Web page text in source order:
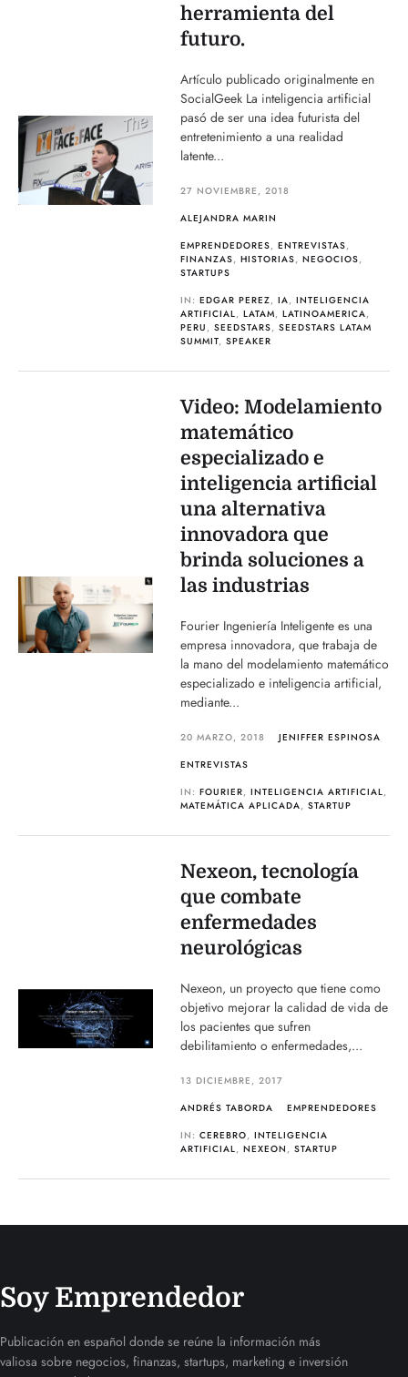
herramienta del
futuro.
Artículo publicado originalmente en
SocialGeek La inteligencia artificial
pasó de ser una idea futurista del
entretenimiento a una realidad
latente...
27 NOVIEMBRE, 2018
ALEJANDRA MARIN
EMPRENDEDORES,ENTREVISTAS,
FINANZAS,HISTORIAS,NEGOCIOS,
STARTUPS
IN:EDGAR PEREZ,IA,INTELIGENCIA
ARTIFICIAL,LATAM,LATINOAMERICA,
PERU ,SEEDSTARS,SEEDSTARS LATAM
SUMMIT,SPEAKER
Video: Modelamiento
matemático
especializado e
inteligencia artificial
una alternativa
innovadora que
brinda soluciones a
las industrias
Fourier Ingeniería Inteligente es una
empresa innovadora, que trabaja de
la mano del modelamiento matemático
especializado e inteligencia artificial,
mediante...
20 MARZO, 2018
JENIFFER ESPINOSA
ENTREVISTAS
IN:FOURIER,INTELIGENCIA ARTIFICIAL,
MATEMÁTICA APLICADA,STARTUP
Nexeon, tecnología
que combate
enfermedades
neurológicas
Nexeon, un proyecto que tiene como
objetivo mejorar la calidad de vida de
los pacientes que sufren
debilitamiento o enfermedades,...
13 DICIEMBRE, 2017
ANDRÉS TABORDA
EMPRENDEDORES
IN:CEREBRO,INTELIGENCIA
ARTIFICIAL,NEXEON ,STARTUP
Soy Emprendedor
Publicación en español donde se reúne la información más
valiosa sobre negocios, finanzas, startups, marketing e inversión